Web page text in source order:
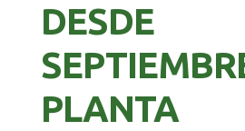
DESDE
PLANTA